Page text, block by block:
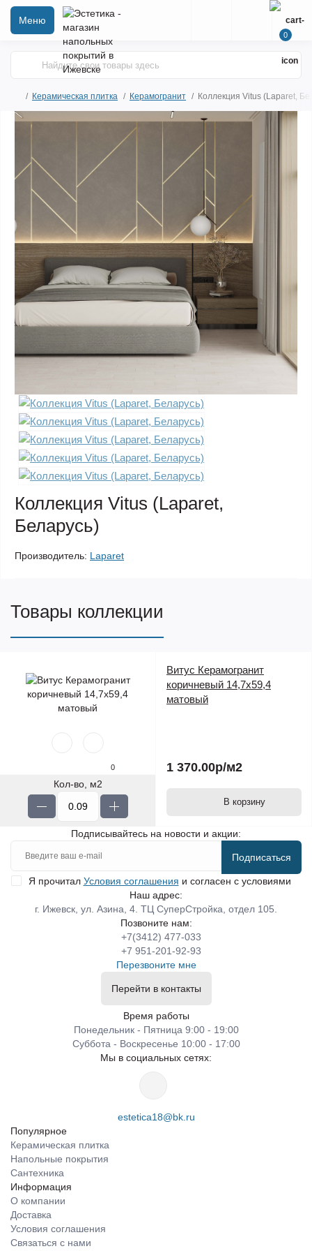
Меню
0
Керамическая плитка Керамогранит Коллекция Vitus (Laparet,
Коллекция Vitus (Laparet,
Беларусь)
Производитель: Laparet
Товары коллекции
0
Кол-во, м2
Витус Керамогранит
коричневый 14,7х59,4
матовый
1 370.00р/м2
В корзину
Подписывайтесь на новости и акции:
Подписаться
Я прочитал Условия соглашения и согласен с условиями
Наш адрес:
г. Ижевск, ул. Азина, 4. ТЦ СуперСтройка, отдел 105.
Позвоните нам:
+7(3412) 477-033
+7 951-201-92-93
Перезвоните мне
Перейти в контакты
Время работы
Понедельник - Пятница 9:00 - 19:00
Суббота - Воскресенье 10:00 - 17:00
Мы в социальных сетях:
estetica18@bk.ru
Популярное
Керамическая плитка
Напольные покрытия
Сантехника
Информация
О компании
Доставка
Условия соглашения
Связаться с нами